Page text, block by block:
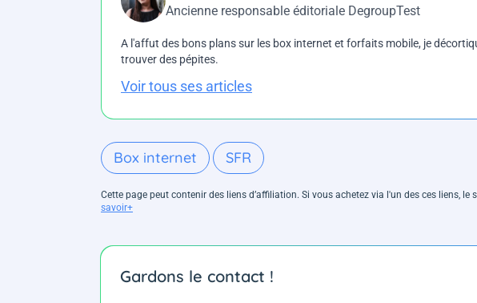
Ancienne responsable éditoriale DegroupTest
A l'affut des bons plans sur les box internet et forfaits mobile, je
trouver des pépites.
Voir tous ses articles
Box internet SFR
Cette page peut contenir des liens d’affiliation. Si vous achetez via l'un des ces liens,
savoir+
Gardons le contact !